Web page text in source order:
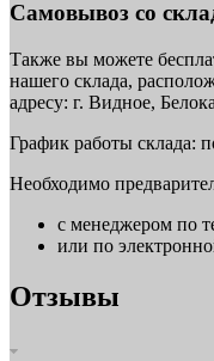
Самовывоз со
Также вы можете
нашего склада,
адресу: г. Видное,
График работы склада:
Необходимо
с менеджером по
или по
Отзывы